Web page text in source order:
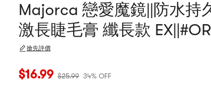
Majorca 戀愛魔鏡||防水持
激長睫毛膏 纖長款
搶先評價
當前價格：$16.99
$16.99 $25.99 34% OFF